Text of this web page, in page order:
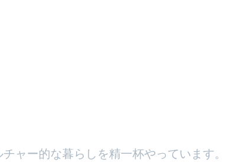
ャー的な暮らしを精一杯やっています。